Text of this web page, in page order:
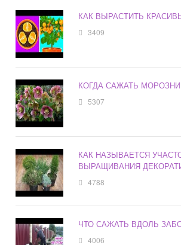
КАК ВЫРАСТИТЬ
3409
КОГДА САЖАТЬ
5307
КАК НАЗЫВАЕТСЯ
ВЫРАЩИВАНИЯ
4788
ЧТО САЖАТЬ ВДОЛЬ
4006